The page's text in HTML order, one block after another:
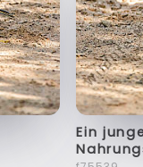
Ein